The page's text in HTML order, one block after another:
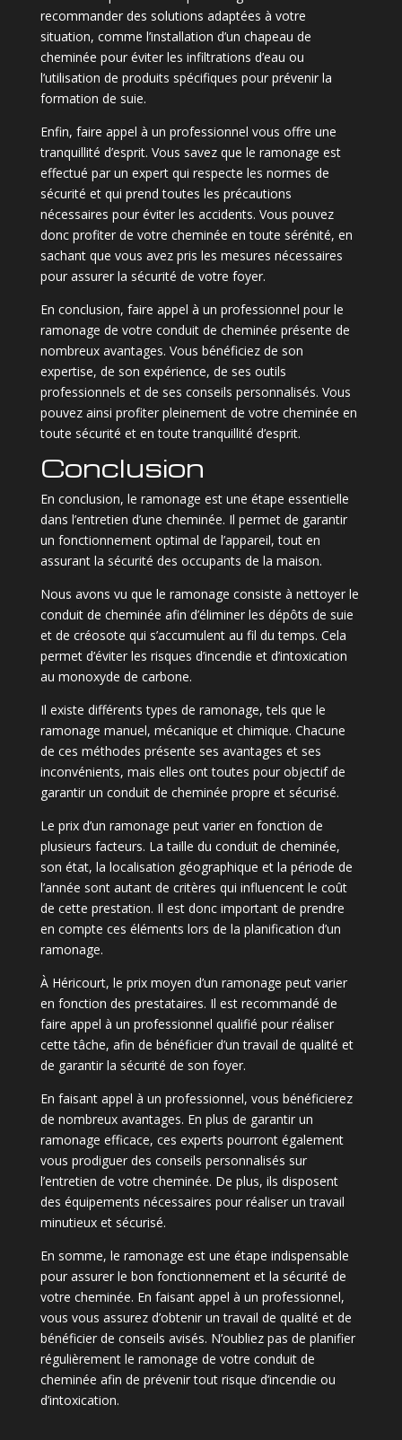
recommander des solutions adaptées à votre
situation, comme l’installation d’un chapeau de
cheminée pour éviter les infiltrations d’eau ou
l’utilisation de produits spécifiques pour prévenir la
formation de suie.
Enfin, faire appel à un professionnel vous offre une
tranquillité d’esprit. Vous savez que le ramonage est
effectué par un expert qui respecte les normes de
sécurité et qui prend toutes les précautions
nécessaires pour éviter les accidents. Vous pouvez
donc profiter de votre cheminée en toute sérénité, en
sachant que vous avez pris les mesures nécessaires
pour assurer la sécurité de votre foyer.
En conclusion, faire appel à un professionnel pour le
ramonage de votre conduit de cheminée présente de
nombreux avantages. Vous bénéficiez de son
expertise, de son expérience, de ses outils
professionnels et de ses conseils personnalisés. Vous
pouvez ainsi profiter pleinement de votre cheminée en
toute sécurité et en toute tranquillité d’esprit.
Conclusion
En conclusion, le ramonage est une étape essentielle
dans l’entretien d’une cheminée. Il permet de garantir
un fonctionnement optimal de l’appareil, tout en
assurant la sécurité des occupants de la maison.
Nous avons vu que le ramonage consiste à nettoyer le
conduit de cheminée afin d’éliminer les dépôts de suie
et de créosote qui s’accumulent au fil du temps. Cela
permet d’éviter les risques d’incendie et d’intoxication
au monoxyde de carbone.
Il existe différents types de ramonage, tels que le
ramonage manuel, mécanique et chimique. Chacune
de ces méthodes présente ses avantages et ses
inconvénients, mais elles ont toutes pour objectif de
garantir un conduit de cheminée propre et sécurisé.
Le prix d’un ramonage peut varier en fonction de
plusieurs facteurs. La taille du conduit de cheminée,
son état, la localisation géographique et la période de
l’année sont autant de critères qui influencent le coût
de cette prestation. Il est donc important de prendre
en compte ces éléments lors de la planification d’un
ramonage.
À Héricourt, le prix moyen d’un ramonage peut varier
en fonction des prestataires. Il est recommandé de
faire appel à un professionnel qualifié pour réaliser
cette tâche, afin de bénéficier d’un travail de qualité et
de garantir la sécurité de son foyer.
En faisant appel à un professionnel, vous bénéficierez
de nombreux avantages. En plus de garantir un
ramonage efficace, ces experts pourront également
vous prodiguer des conseils personnalisés sur
l’entretien de votre cheminée. De plus, ils disposent
des équipements nécessaires pour réaliser un travail
minutieux et sécurisé.
En somme, le ramonage est une étape indispensable
pour assurer le bon fonctionnement et la sécurité de
votre cheminée. En faisant appel à un professionnel,
vous vous assurez d’obtenir un travail de qualité et de
bénéficier de conseils avisés. N’oubliez pas de planifier
régulièrement le ramonage de votre conduit de
cheminée afin de prévenir tout risque d’incendie ou
d’intoxication.